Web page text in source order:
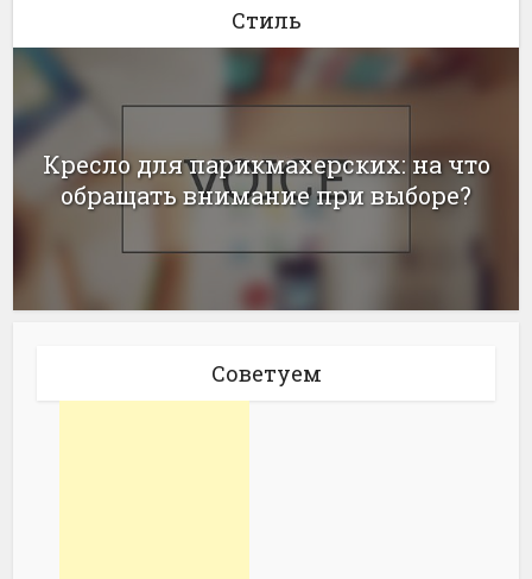
Стиль
Кресло для парикмахерских: на что
обращать внимание при выборе?
Советуем